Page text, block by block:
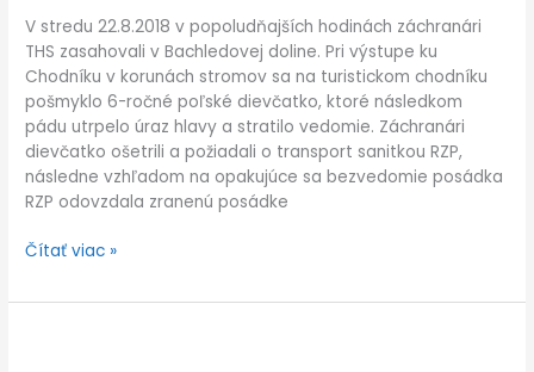
V stredu 22.8.2018 v popoludňajších hodinách záchranári
THS zasahovali v Bachledovej doline. Pri výstupe ku
Chodníku v korunách stromov sa na turistickom chodníku
pošmyklo 6-ročné poľské dievčatko, ktoré následkom
pádu utrpelo úraz hlavy a stratilo vedomie. Záchranári
dievčatko ošetrili a požiadali o transport sanitkou RZP,
následne vzhľadom na opakujúce sa bezvedomie posádka
RZP odovzdala zranenú posádke
Čítať viac »